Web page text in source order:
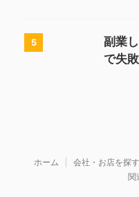
5
副業
で失
ホーム 会社・お店を探す
関